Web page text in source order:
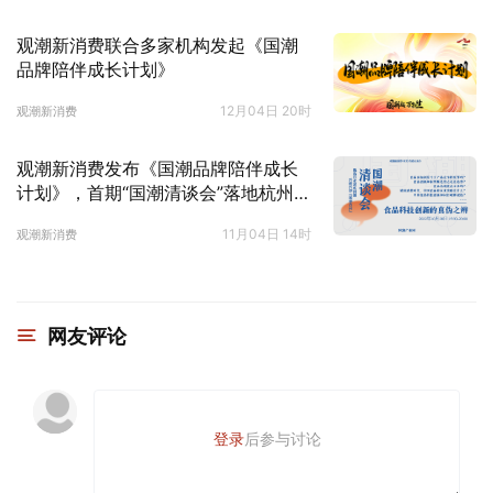
观潮新消费联合多家机构发起《国潮
品牌陪伴成长计划》
观潮新消费 12月04日 20时
观潮新消费发布《国潮品牌陪伴成长
计划》，首期“国潮清谈会”落地杭州国
观潮新消费 11月04日 14时
网友评论
登录后参与讨论